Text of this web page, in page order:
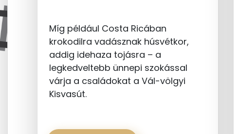
Míg például Costa Ricában
krokodilra vadásznak húsvétkor,
addig idehaza tojásra – a
legkedveltebb ünnepi szokással
várja a családokat a Vál-völgyi
Kisvasút.